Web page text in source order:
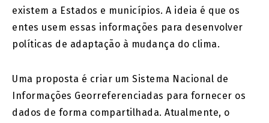
existem a Estados e municípios. A ideia é que os
entes usem essas informações para desenvolver
políticas de adaptação à mudança do clima.
Uma proposta é criar um Sistema Nacional de
Informações Georreferenciadas para fornecer os
dados de forma compartilhada. Atualmente, o